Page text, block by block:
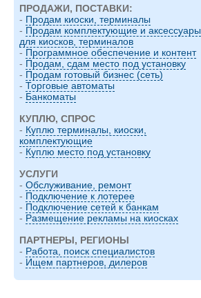
ПРОДАЖИ, ПОСТАВКИ:
- Продам киоски, терминалы
- Продам комплектующие и аксессуары
для киосков, терминалов
- Программное обеспечение и контент
- Продам, сдам место под установку
- Продам готовый бизнес (сеть)
- Торговые автоматы
- Банкоматы
КУПЛЮ, СПРОС
- Куплю терминалы, киоски,
комплектующие
- Куплю место под установку
УСЛУГИ
- Обслуживание, ремонт
- Подключение к лотерее
- Подключение сетей к банкам
- Размещение рекламы на киосках
ПАРТНЕРЫ, РЕГИОНЫ
- Работа, поиск специалистов
- Ищем партнеров, дилеров